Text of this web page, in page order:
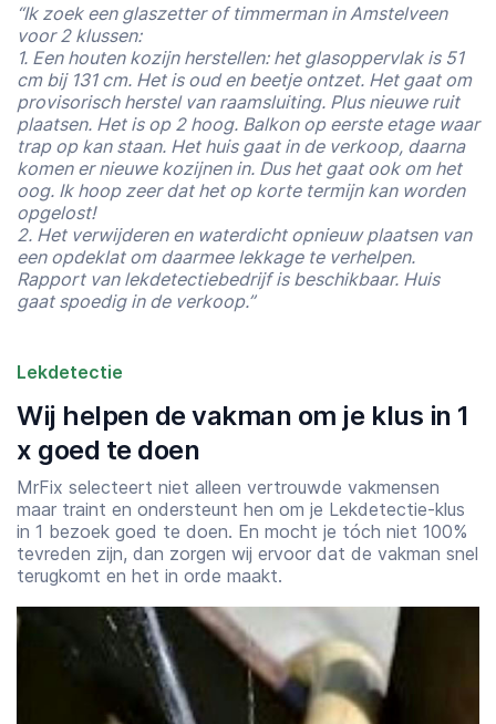
“Ik zoek een glaszetter of timmerman in Amstelveen
voor 2 klussen:
1. Een houten kozijn herstellen: het glasoppervlak is 51
cm bij 131 cm. Het is oud en beetje ontzet. Het gaat om
provisorisch herstel van raamsluiting. Plus nieuwe ruit
plaatsen. Het is op 2 hoog. Balkon op eerste etage waar
trap op kan staan. Het huis gaat in de verkoop, daarna
komen er nieuwe kozijnen in. Dus het gaat ook om het
oog. Ik hoop zeer dat het op korte termijn kan worden
opgelost!
2. Het verwijderen en waterdicht opnieuw plaatsen van
een opdeklat om daarmee lekkage te verhelpen.
Rapport van lekdetectiebedrijf is beschikbaar. Huis
gaat spoedig in de verkoop.”
Lekdetectie
Wij helpen de vakman om je klus in 1
x goed te doen
MrFix selecteert niet alleen vertrouwde vakmensen
maar traint en ondersteunt hen om je Lekdetectie-klus
in 1 bezoek goed te doen. En mocht je tóch niet 100%
tevreden zijn, dan zorgen wij ervoor dat de vakman snel
terugkomt en het in orde maakt.
Starttijd